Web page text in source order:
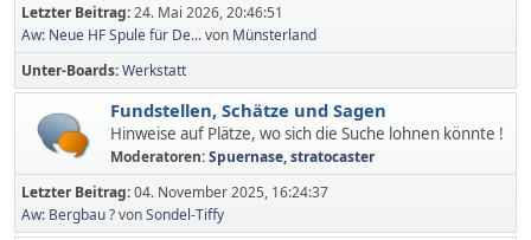
Letzter Beitrag:24. Mai 2026, 20:46:51
Aw: Neue HF Spule für De...von Münsterland
Unter-Boards Werkstatt
Fundstellen, Schätze und Sagen
Hinweise auf Plätze, wo sich die Suche lohnen könnte !
Moderatoren:Spuernase,stratocaster
Letzter Beitrag:04. November 2025, 16:24:37
Aw: Bergbau ?vonSondel-Tiffy